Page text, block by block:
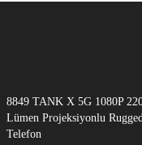
8849 TANK X 5G 1080P
Lümen Projeksiyonlu
Telefon